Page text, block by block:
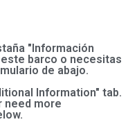
"Información
barco o necesitas
de abajo.
Information" tab.
need more